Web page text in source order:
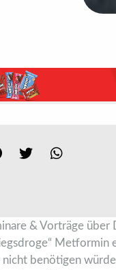
& Vorträge
nicht benötigen